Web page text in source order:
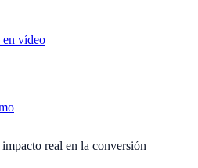
en vídeo
real en la conversión